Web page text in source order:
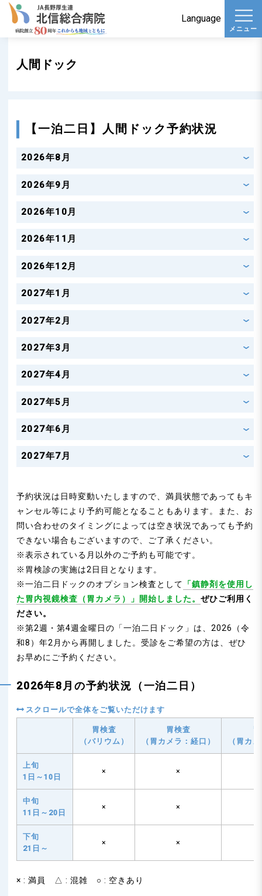
Language
t
o
t
n
メニュー
人間ドック
【一泊二日】人間ドック予約状況
2026年8月
2026年9月
2026年10月
2026年11月
2026年12月
2027年1月
2027年2月
2027年3月
2027年4月
2027年5月
2027年6月
2027年7月
予約状況は日時変動いたしますので、満員状態であってもキ
ャンセル等により予約可能となることもあります。また、お
問い合わせのタイミングによっては空き状況であっても予約
できない場合もございますので、ご了承ください。
※表示されている月以外のご予約も可能です。
※胃検診の実施は2日目となります。
※一泊二日ドックのオプション検査として
「鎮静剤を使用し
た胃内視鏡検査（胃カメラ）」開始しました。 ぜひご利用く
ださい。
※第2週・第4週金曜日の「一泊二日ドック」は、2026（令
和8）年2月から再開しました。受診をご希望の方は、ぜひ
お早めにご予約ください。
2026年8月の予約状況（一泊二日）
胃検査
（バリウム）
胃検査
（胃カメラ：経口）
（胃カ
上旬
1日～10日
× ×
中旬
11日～20日
× ×
下旬
21日～
× ×
× : 満員 △ : 混雑 ○ : 空きあり